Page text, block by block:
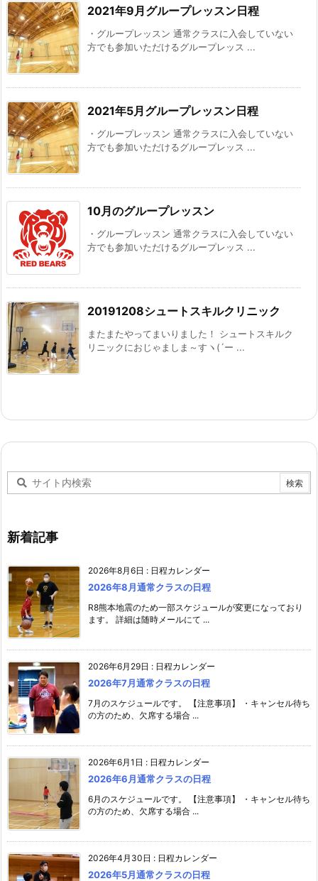
2021年9月グループレッスン日程
・グループレッスン 通常クラスに入会していない
方でも参加いただけるグループレッス ...
2021年5月グループレッスン日程
・グループレッスン 通常クラスに入会していない
方でも参加いただけるグループレッス ...
10月のグループレッスン
・グループレッスン 通常クラスに入会していない
方でも参加いただけるグループレッス ...
20191208シュートスキルクリニック
またまたやってまいりました！ シュートスキルク
リニックにおじゃましま～すヽ(´ー ...
新着記事
2026年8月6日 : 日程カレンダー
2026年8月通常クラスの日程
R8熊本地震のため一部スケジュールが変更になっており
ます。 詳細は随時メールにて ...
2026年6月29日 : 日程カレンダー
2026年7月通常クラスの日程
7月のスケジュールです。 【注意事項】 ・キャンセル待ち
の方のため、欠席する場合 ...
2026年6月1日 : 日程カレンダー
2026年6月通常クラスの日程
6月のスケジュールです。 【注意事項】 ・キャンセル待ち
の方のため、欠席する場合 ...
2026年4月30日 : 日程カレンダー
2026年5月通常クラスの日程